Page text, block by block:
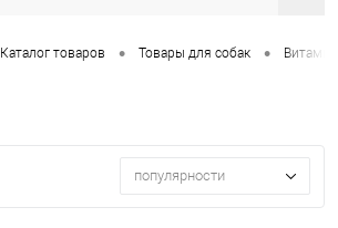
Каталог товаров • Товары для собак •
популярности